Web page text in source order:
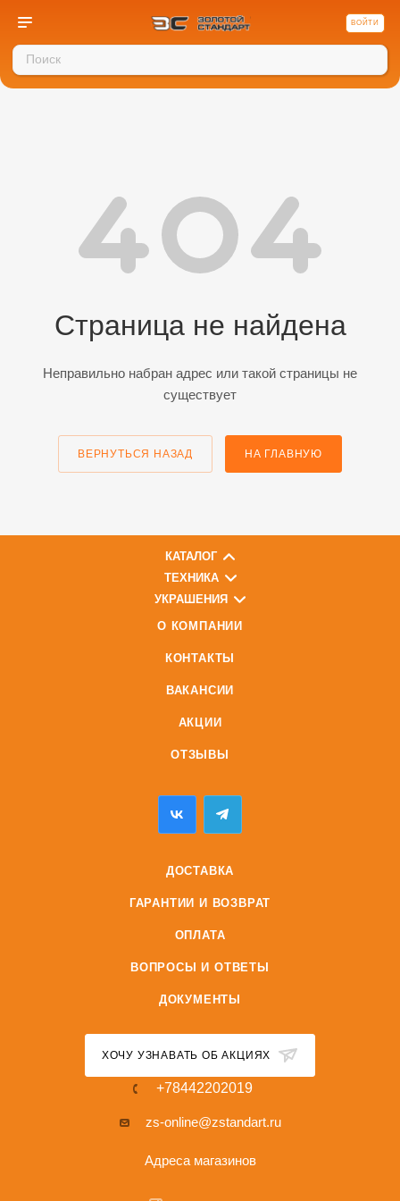
ВОЙТИ
Страница не найдена
Неправильно набран адрес или такой страницы не
существует
ВЕРНУТЬСЯ НАЗАД НА ГЛАВНУЮ
КАТАЛОГ
ТЕХНИКА
УКРАШЕНИЯ
О КОМПАНИИ
КОНТАКТЫ
ВАКАНСИИ
АКЦИИ
ОТЗЫВЫ
ДОСТАВКА
ГАРАНТИИ И ВОЗВРАТ
ОПЛАТА
ВОПРОСЫ И ОТВЕТЫ
ДОКУМЕНТЫ
ХОЧУ УЗНАВАТЬ ОБ АКЦИЯХ
+78442202019
zs-online@zstandart.ru
Адреса магазинов